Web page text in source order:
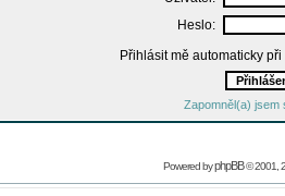
Heslo:
Přihlásit mě automaticky
Zapomněl(a) jsem
Powered byphpBB© 2001,